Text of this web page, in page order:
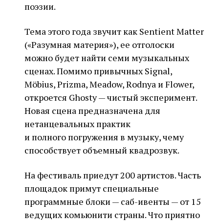
поэзии.
Тема этого года звучит как Sentient Matter
(«Разумная материя»), ее отголоски
можно будет найти семи музыкальных
сценах. Помимо привычных Signal,
Möbius, Prizma, Meadow, Rodnya и Flower,
откроется Ghosty — чистый эксперимент.
Новая сцена предназначена для
нетанцевальных практик
и полного погружения в музыку, чему
способствует объемный квадрозвук.
На фестиваль приедут 200 артистов. Часть
площадок примут специальные
программные блоки — саб-ивенты — от 15
ведущих комьюнити страны. Что приятно